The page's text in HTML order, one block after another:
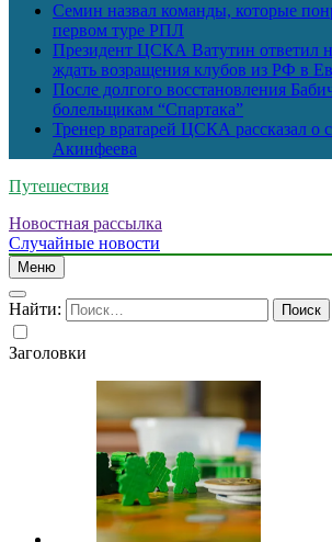
Семин назвал команды, которые
первом туре РПЛ
Президент ЦСКА Ватутин ответил
ждать возращения клубов из РФ в
После долгого восстановления
болельщикам “Спартака”
Тренер вратарей ЦСКА рассказал о
Акинфеева
Путешествия
Новостная рассылка
Случайные новости
Меню
Найти:
Заголовки